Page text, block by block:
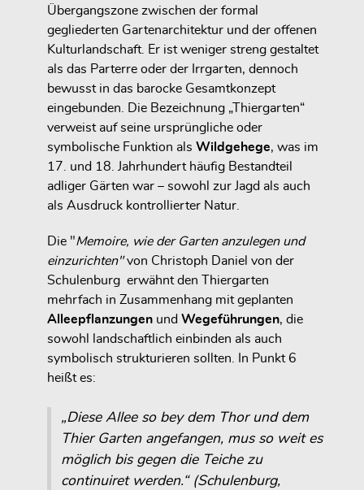
Übergangszone zwischen der formal
gegliederten Gartenarchitektur und der offenen
Kulturlandschaft. Er ist weniger streng gestaltet
als das Parterre oder der Irrgarten, dennoch
bewusst in das barocke Gesamtkonzept
eingebunden. Die Bezeichnung „Thiergarten“
verweist auf seine ursprüngliche oder
symbolische Funktion als Wildgehege, was im
17. und 18. Jahrhundert häufig Bestandteil
adliger Gärten war – sowohl zur Jagd als auch
als Ausdruck kontrollierter Natur.
Die "Memoire, wie der Garten anzulegen und
einzurichten"von Christoph Daniel von der
Schulenburg erwähnt den Thiergarten
mehrfach in Zusammenhang mit geplanten
Alleepflanzungen und Wegeführungen, die
sowohl landschaftlich einbinden als auch
symbolisch strukturieren sollten. In Punkt 6
heißt es:
„Diese Allee so bey dem Thor und dem
Thier Garten angefangen, mus so weit es
möglich bis gegen die Teiche zu
continuiret werden.“ (Schulenburg,